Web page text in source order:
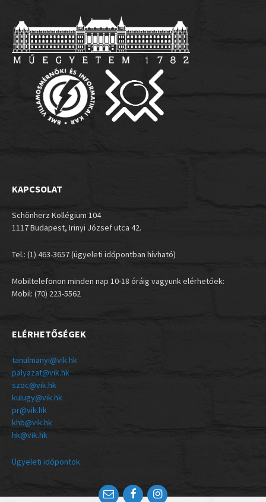
KAPCSOLAT
Schönherz Kollégium 104
1117 Budapest, Irinyi József utca 42.
Tel.: (1) 463-3657 (ügyeleti időpontban hívható)
Mobiltelefonon minden nap 10-18 óráig vagyunk elérhetőek:
Mobil: (70) 223-5562
ELÉRHETŐSÉGEK
tanulmanyi@vik.hk
palyazat@vik.hk
szoc@vik.hk
kulugy@vik.hk
pr@vik.hk
khb@vik.hk
hk@vik.hk
Ügyeleti időpontok